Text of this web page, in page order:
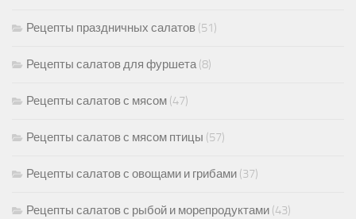
Рецепты праздничных салатов (51)
Рецепты салатов для фуршета(8)
Рецепты салатов с мясом (47)
Рецепты салатов с мясом птицы (57)
Рецепты салатов с овощами и грибами (37)
Рецепты салатов с рыбой и морепродуктами (43)